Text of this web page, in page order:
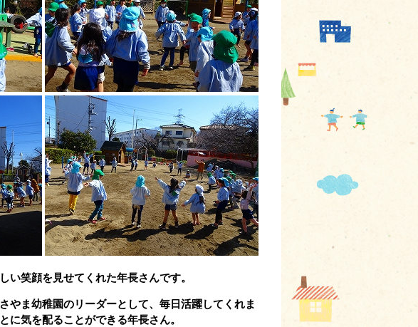
い笑顔を見せてくれた年長さんです。
ま幼稚園のリーダーとして、毎日活躍してくれま
に気を配ることができる年長さん。